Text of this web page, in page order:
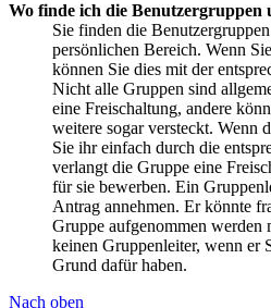
Wo finde ich die Benutzergruppen
Sie finden die
persönlichen Bereich. Wenn
können Sie dies mit der
Nicht alle Gruppen sind
eine Freischaltung, andere
weitere sogar versteckt. Wenn
Sie ihr einfach durch die
verlangt die Gruppe eine
für sie bewerben. Ein
Antrag annehmen. Er könnte
Gruppe aufgenommen werden
keinen Gruppenleiter, wenn er
Grund dafür haben.
Nach oben